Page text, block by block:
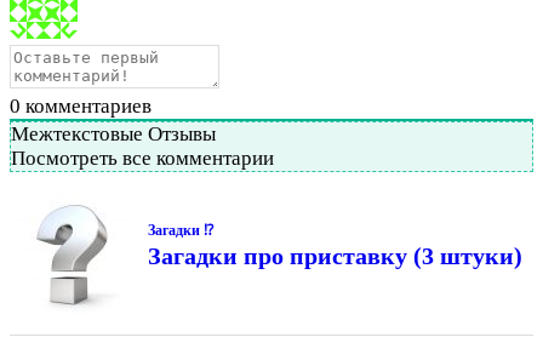
0 комментариев
Межтекстовые Отзывы
Посмотреть все комментарии
Загадки ⁉
Загадки про приставку (3 штуки)